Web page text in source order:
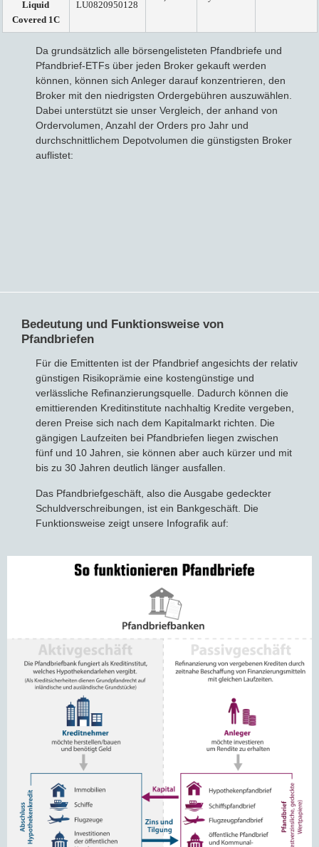
Liquid
Covered 1C
LU0820950128
Da grundsätzlich alle börsengelisteten Pfandbriefe und
Pfandbrief-ETFs über jeden Broker gekauft werden
können, können sich Anleger darauf konzentrieren, den
Broker mit den niedrigsten Ordergebühren auszuwählen.
Dabei unterstützt sie unser Vergleich, der anhand von
Ordervolumen, Anzahl der Orders pro Jahr und
durchschnittlichem Depotvolumen die günstigsten Broker
auflistet:
Bedeutung und Funktionsweise von
Pfandbriefen
Für die Emittenten ist der Pfandbrief angesichts der relativ
günstigen Risikoprämie eine kostengünstige und
verlässliche Refinanzierungsquelle. Dadurch können die
emittierenden Kreditinstitute nachhaltig Kredite vergeben,
deren Preise sich nach dem Kapitalmarkt richten. Die
gängigen Laufzeiten bei Pfandbriefen liegen zwischen
fünf und 10 Jahren, sie können aber auch kürzer und mit
bis zu 30 Jahren deutlich länger ausfallen.
Das Pfandbriefgeschäft, also die Ausgabe gedeckter
Schuldverschreibungen, ist ein Bankgeschäft. Die
Funktionsweise zeigt unsere Infografik auf: